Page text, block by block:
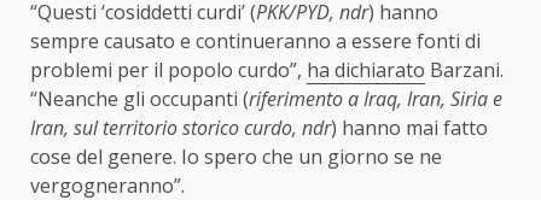
“Questi ‘cosiddetti curdi’ (PKK/PYD, ndr) hanno
sempre causato e continueranno a essere fonti di
problemi per il popolo curdo”, ha dichiarato Barzani.
“Neanche gli occupanti (riferimento a Iraq, Iran, Siria e
Iran, sul territorio storico curdo, ndr) hanno mai fatto
cose del genere. Io spero che un giorno se ne
vergogneranno”.